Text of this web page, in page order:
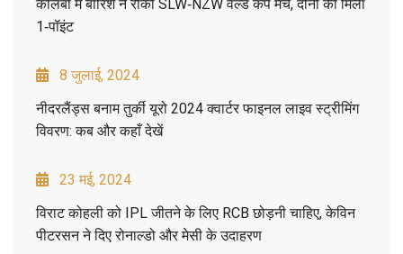
कोलंबो में बारिश ने रोका SLW‑NZW वर्ल्ड कप मैच, दोनों को मिला
1‑पॉइंट
8 जुलाई, 2024
नीदरलैंड्स बनाम तुर्की यूरो 2024 क्वार्टर फाइनल लाइव स्ट्रीमिंग
विवरण: कब और कहाँ देखें
23 मई, 2024
विराट कोहली को IPL जीतने के लिए RCB छोड़नी चाहिए, केविन
पीटरसन ने दिए रोनाल्डो और मेसी के उदाहरण